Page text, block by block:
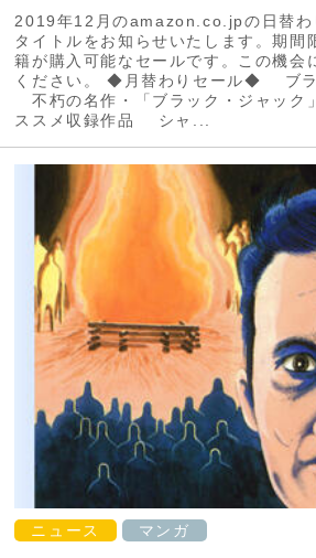
2019年12月のamazon.co.jpの日替わ
タイトルをお知らせいたします。期間
籍が購入可能なセールです。この機会
ください。 ◆月替わりセール◆ ブ
不朽の名作・「ブラック・ジャッ
ススメ収録作品 シャ...
ニュース マンガ